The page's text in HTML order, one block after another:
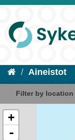
Aineistot
Filter by location
+
-